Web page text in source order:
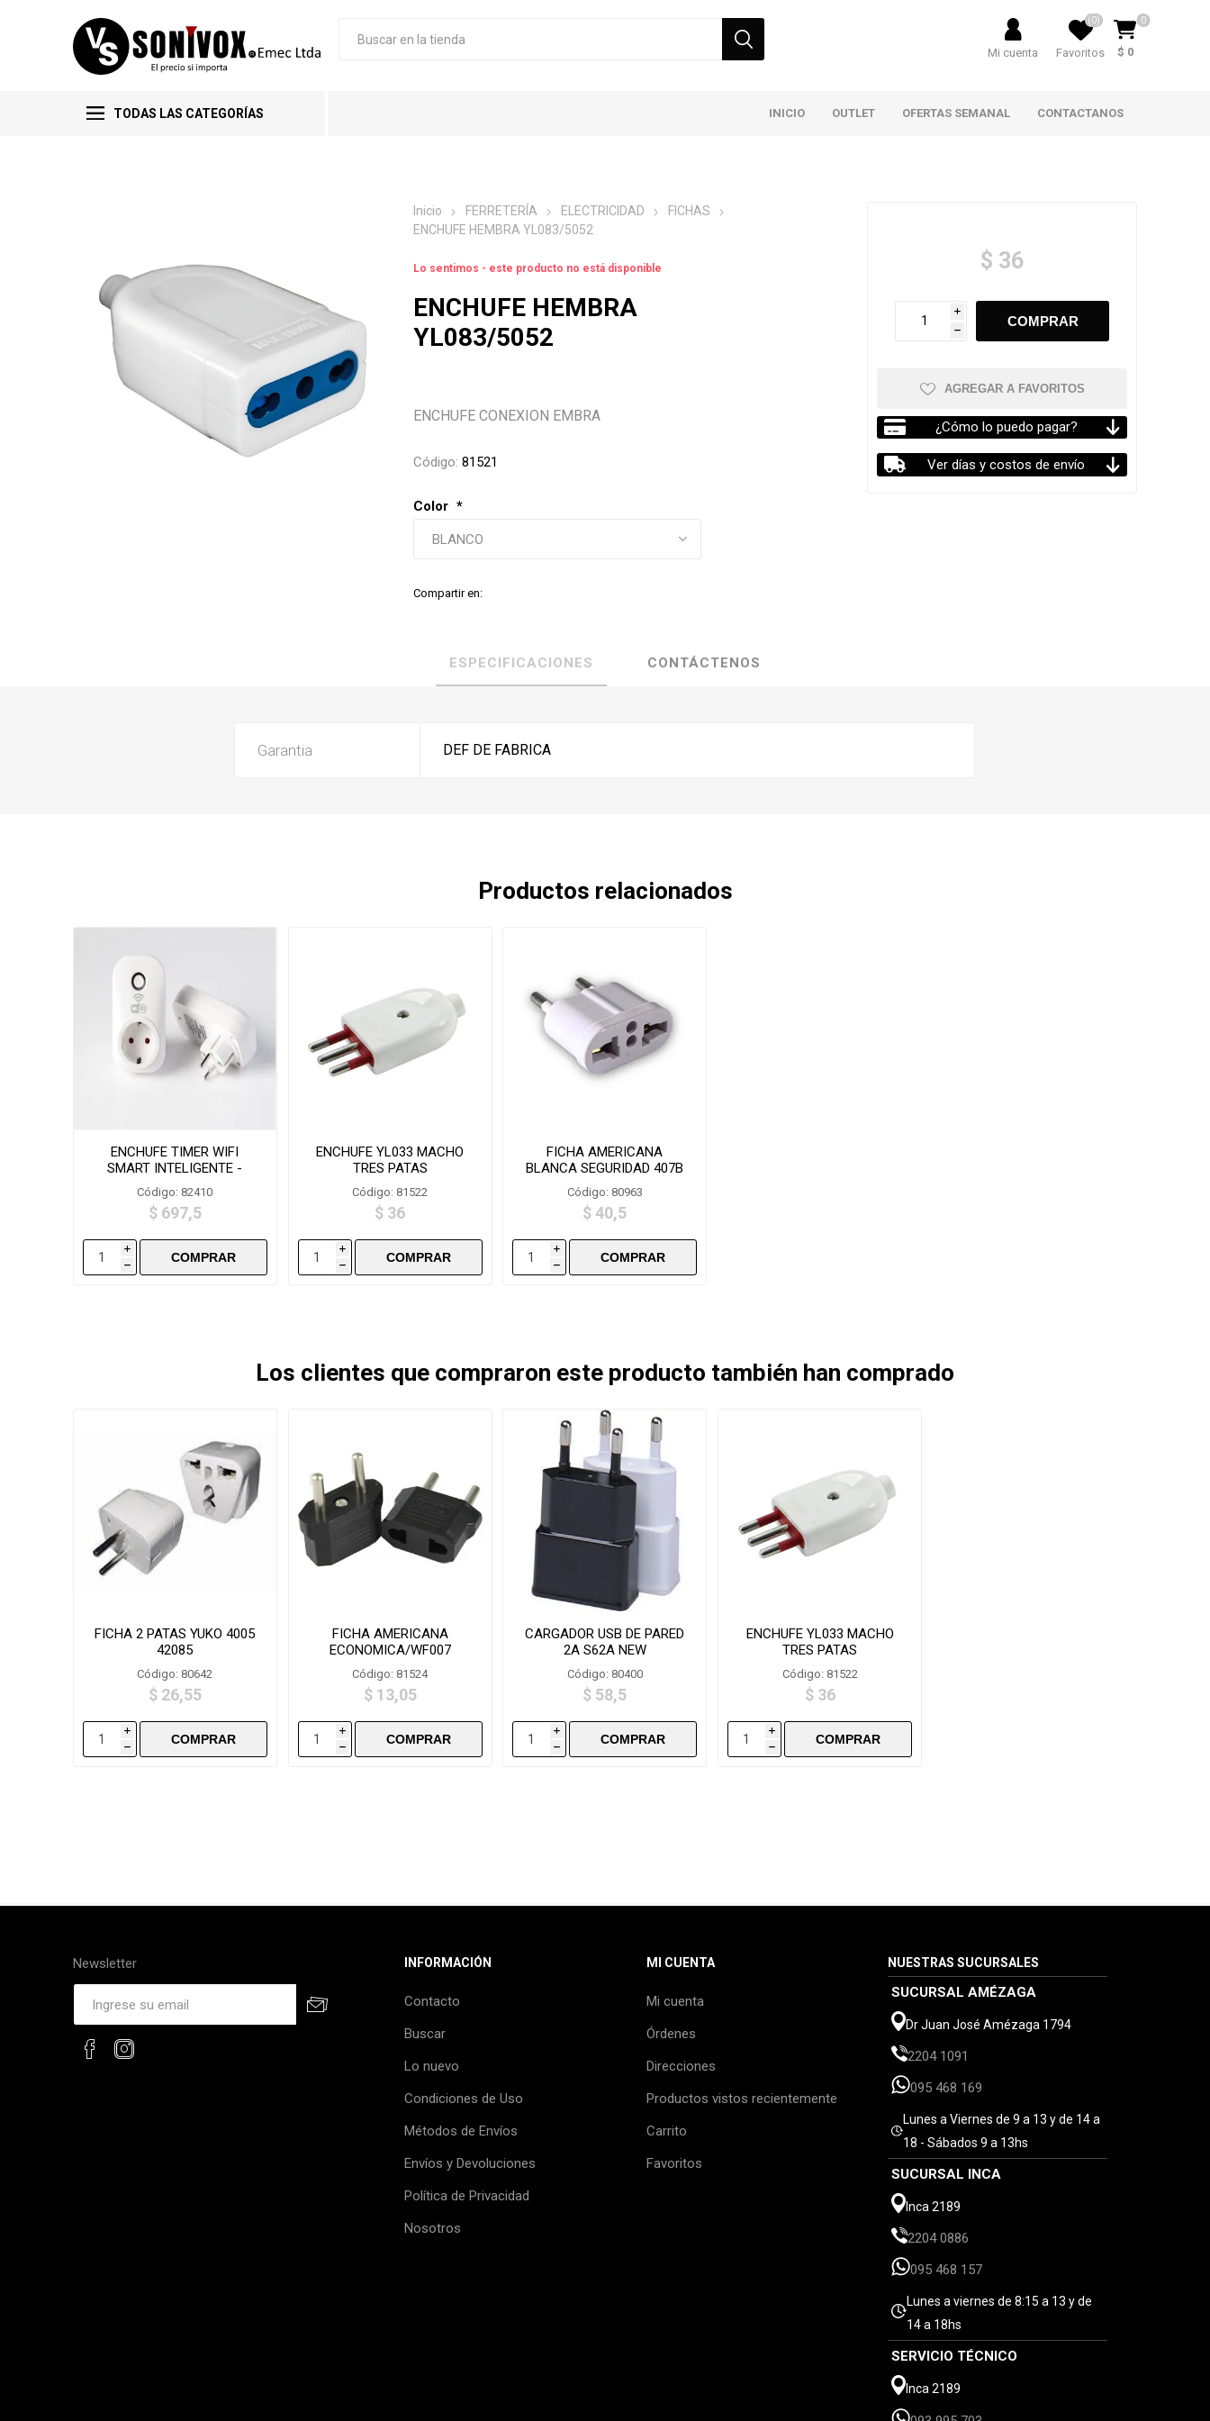
Mi cuenta Favoritos
(0) 0
$ 0
TODAS LAS CATEGORÍAS INICIO OUTLET OFERTAS SEMANAL CONTACTANOS
Inicio FERRETERÍA ELECTRICIDAD
FICHAS
ENCHUFE HEMBRA YL083/5052
Lo sentimos - este producto no está disponible
ENCHUFE HEMBRA
YL083/5052
ENCHUFE CONEXION EMBRA
Código: 81521
Color *
Compartir en:
$ 36
i
h
AGREGAR A FAVORITOS
¿Cómo lo puedo pagar?
Ver días y costos de envío
ESPECIFICACIONES CONTÁCTENOS
Garantia DEF DE FABRICA
Productos relacionados
ENCHUFE TIMER WIFI
SMART INTELIGENTE -
LSPA8
Código: 82410
$ 697,5
i
h
ENCHUFE YL033 MACHO
TRES PATAS
Código: 81522
$ 36
i
h
FICHA AMERICANA
BLANCA SEGURIDAD 407B
Código: 80963
$ 40,5
i
h
Los clientes que compraron este producto también han comprado
FICHA 2 PATAS YUKO 4005
42085
Código: 80642
$ 26,55
i
h
FICHA AMERICANA
ECONOMICA/WF007
Código: 81524
$ 13,05
i
h
CARGADOR USB DE PARED
2A S62A NEW
Código: 80400
$ 58,5
i
h
ENCHUFE YL033 MACHO
TRES PATAS
Código: 81522
$ 36
i
h
Newsletter INFORMACIÓN
Contacto
Buscar
Lo nuevo
Condiciones de Uso
Métodos de Envíos
Envíos y Devoluciones
Política de Privacidad
Nosotros
MI CUENTA
Mi cuenta
Órdenes
Direcciones
Productos vistos recientemente
Carrito
Favoritos
NUESTRAS SUCURSALES
SUCURSAL AMÉZAGA
Dr Juan José Amézaga 1794
2204 1091
095 468 169
Lunes a Viernes de 9 a 13 y de 14 a
18 - Sábados 9 a 13hs
SUCURSAL INCA
Inca 2189
2204 0886
095 468 157
Lunes a viernes de 8:15 a 13 y de
14 a 18hs
SERVICIO TÉCNICO
Inca 2189